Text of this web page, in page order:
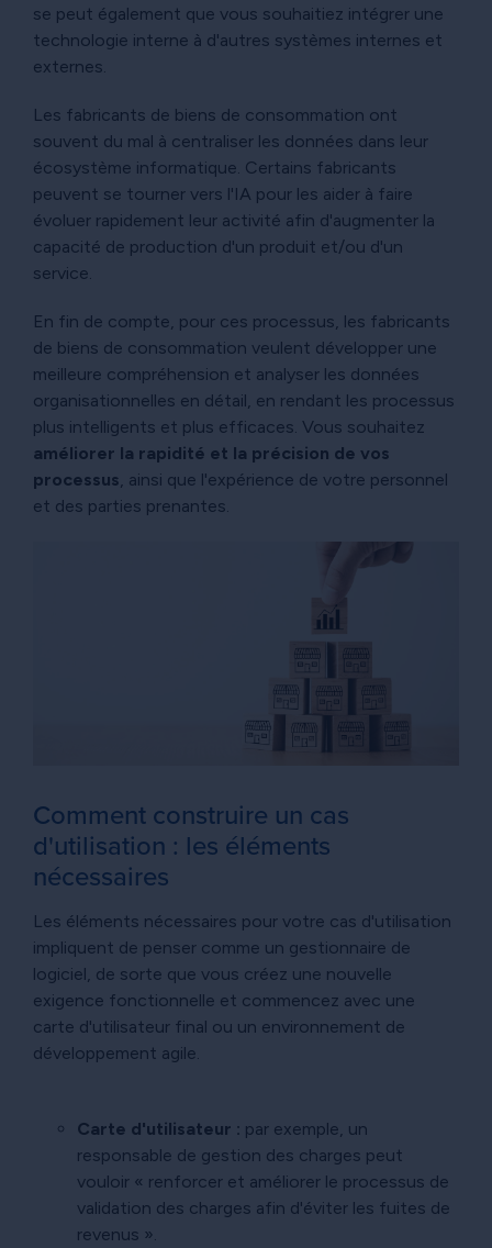
se peut également que vous souhaitiez intégrer une
technologie interne à d'autres systèmes internes et
externes.
Les fabricants de biens de consommation ont
souvent du mal à centraliser les données dans leur
écosystème informatique. Certains fabricants
peuvent se tourner vers l'IA pour les aider à faire
évoluer rapidement leur activité afin d'augmenter la
capacité de production d'un produit et/ou d'un
service.
En fin de compte, pour ces processus, les fabricants
de biens de consommation veulent développer une
meilleure compréhension et analyser les données
organisationnelles en détail, en rendant les processus
plus intelligents et plus efficaces. Vous souhaitez
améliorer la rapidité et la précision de vos
processus, ainsi que l'expérience de votre personnel
et des parties prenantes.
Comment construire un cas
d'utilisation : les éléments
nécessaires
Les éléments nécessaires pour votre cas d'utilisation
impliquent de penser comme un gestionnaire de
logiciel, de sorte que vous créez une nouvelle
exigence fonctionnelle et commencez avec une
carte d'utilisateur final ou un environnement de
développement agile.
Carte d'utilisateur : par exemple, un
responsable de gestion des charges peut
vouloir « renforcer et améliorer le processus de
validation des charges afin d'éviter les fuites de
revenus ».